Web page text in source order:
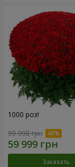
1000 роз!
99 998 грн
Заказать